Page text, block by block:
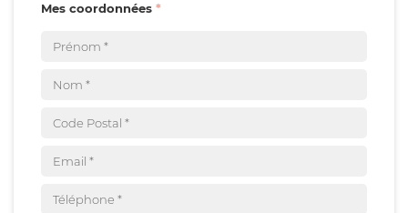
Mes coordonnées